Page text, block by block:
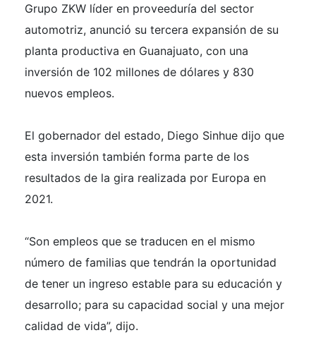
Grupo ZKW líder en proveeduría del sector
automotriz, anunció su tercera expansión de su
planta productiva en Guanajuato, con una
inversión de 102 millones de dólares y 830
nuevos empleos.
El gobernador del estado, Diego Sinhue dijo que
esta inversión también forma parte de los
resultados de la gira realizada por Europa en
2021.
“Son empleos que se traducen en el mismo
número de familias que tendrán la oportunidad
de tener un ingreso estable para su educación y
desarrollo; para su capacidad social y una mejor
calidad de vida”, dijo.